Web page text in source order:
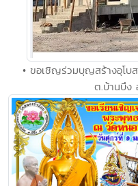
• ขอเชิญร่วมบุญสร้างอุโ
ต.บ้านบึง